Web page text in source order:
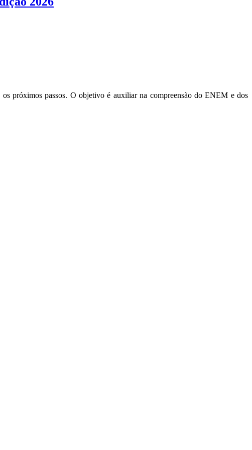
próximos passos. O objetivo é auxiliar na compreensão do ENEM e dos